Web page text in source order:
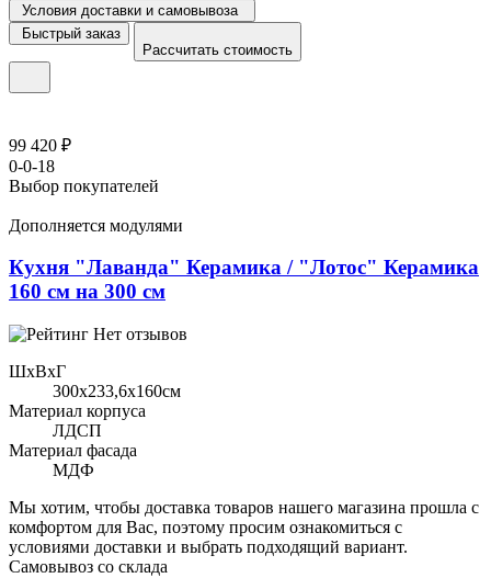
Условия доставки и самовывоза
Быстрый заказ
Рассчитать стоимость
99 420 ₽
0-0-18
Выбор покупателей
Дополняется модулями
Кухня "Лаванда" Керамика / "Лотос" Керамика
160 см на 300 см
Нет отзывов
ШхВхГ
300x233,6х160см
Материал корпуса
ЛДСП
Материал фасада
МДФ
Мы хотим, чтобы доставка товаров нашего магазина прошла с
комфортом для Вас, поэтому просим ознакомиться с
условиями доставки и выбрать подходящий вариант.
Самовывоз со склада